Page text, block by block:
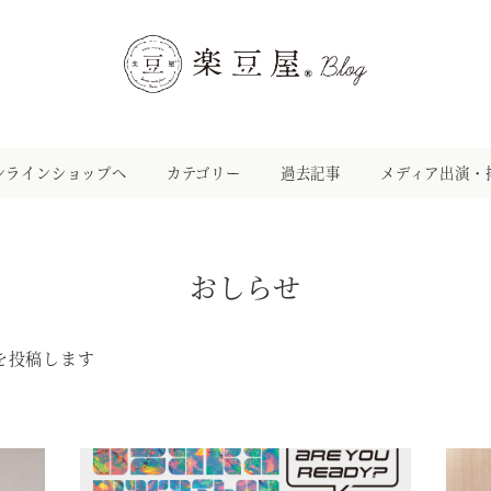
ラインショップへ カテゴリー 過去記事 メディア出演・
おしらせ
投稿します